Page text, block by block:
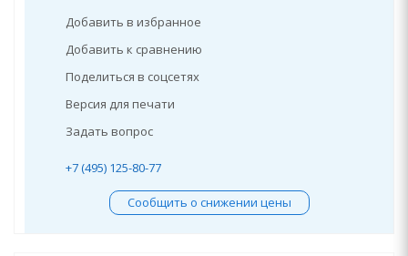
Добавить в избранное
Добавить к сравнению
Поделиться в соцсетях
Версия для печати
Задать вопрос
+7 (495) 125-80-77
Сообщить о снижении цены